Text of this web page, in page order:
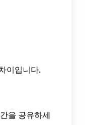
이입니다.
을 공유하세